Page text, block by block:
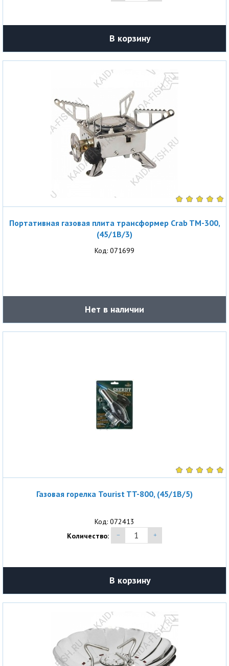
В корзину
Портативная газовая плита трансформер Crab TM-300,
(45/1B/3)
Код: 071699
Нет в наличии
Газовая горелка Tourist TT-800, (45/1B/5)
Код: 072413
Количество:
В корзину